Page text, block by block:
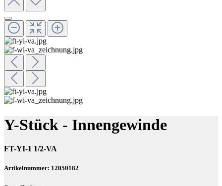
Y-Stück - Innengewinde
FT-YI-1 1/2-VA
Artikelnummer: 12050182